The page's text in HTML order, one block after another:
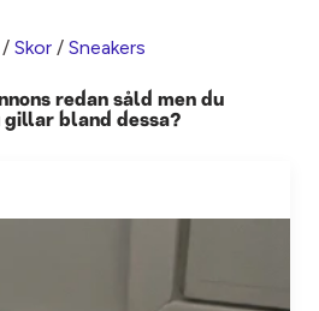
/ Skor / Sneakers
redan såld men du
gillar bland dessa?